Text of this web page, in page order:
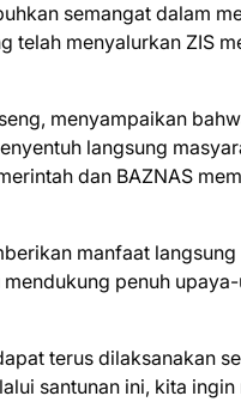
semangat dalam
menyalurkan ZIS
menyampaikan
langsung
dan BAZNAS
manfaat
penuh
terus dilaksanakan
santunan ini, kita